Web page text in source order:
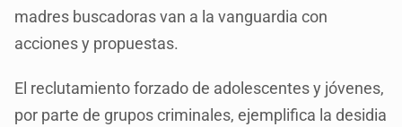
madres buscadoras van a la vanguardia con
acciones y propuestas.
El reclutamiento forzado de adolescentes y jóvenes,
por parte de grupos criminales, ejemplifica la desidia